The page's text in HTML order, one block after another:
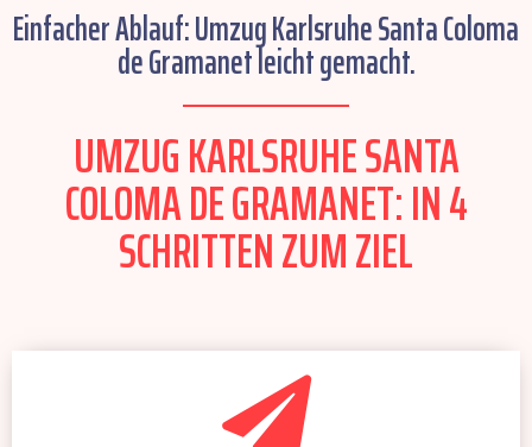
Einfacher Ablauf: Umzug Karlsruhe Santa Coloma
de Gramanet leicht gemacht.
UMZUG KARLSRUHE SANTA
COLOMA DE GRAMANET: IN 4
SCHRITTEN ZUM ZIEL